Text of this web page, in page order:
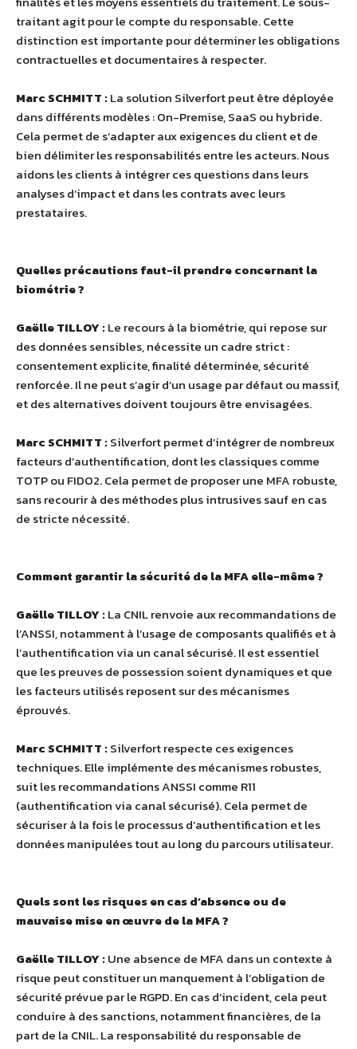
traitant agit pour le compte du responsable. Cette
distinction est importante pour déterminer les obligations
contractuelles et documentaires à respecter.
Marc SCHMITT :La solution Silverfort peut être déployée
dans différents modèles : On-Premise, SaaS ou hybride.
Cela permet de s’adapter aux exigences du client et de
bien délimiter les responsabilités entre les acteurs. Nous
aidons les clients à intégrer ces questions dans leurs
analyses d’impact et dans les contrats avec leurs
prestataires.
Quelles précautions faut-il prendre concernant la
biométrie ?
Gaëlle TILLOY :Le recours à la biométrie, qui repose sur
des données sensibles, nécessite un cadre strict :
consentement explicite, finalité déterminée, sécurité
renforcée. Il ne peut s’agir d’un usage par défaut ou massif,
et des alternatives doivent toujours être envisagées.
Marc SCHMITT :Silverfort permet d’intégrer de nombreux
facteurs d’authentification, dont les classiques comme
TOTP ou FIDO2. Cela permet de proposer une MFA robuste,
sans recourir à des méthodes plus intrusives sauf en cas
de stricte nécessité.
Comment garantir la sécurité de la MFA elle-même ?
Gaëlle TILLOY :La CNIL renvoie aux recommandations de
l’ANSSI, notamment à l’usage de composants qualifiés et à
l’authentification via un canal sécurisé. Il est essentiel
que les preuves de possession soient dynamiques et que
les facteurs utilisés reposent sur des mécanismes
éprouvés.
Marc SCHMITT :Silverfort respecte ces exigences
techniques. Elle implémente des mécanismes robustes,
suit les recommandations ANSSI comme R11
(authentification via canal sécurisé). Cela permet de
sécuriser à la fois le processus d’authentification et les
données manipulées tout au long du parcours utilisateur.
Quels sont les risques en cas d’absence ou de
mauvaise mise en œuvre de la MFA ?
Gaëlle TILLOY :Une absence de MFA dans un contexte à
risque peut constituer un manquement à l’obligation de
sécurité prévue par le RGPD. En cas d’incident, cela peut
conduire à des sanctions, notamment financières, de la
part de la CNIL. La responsabilité du responsable de